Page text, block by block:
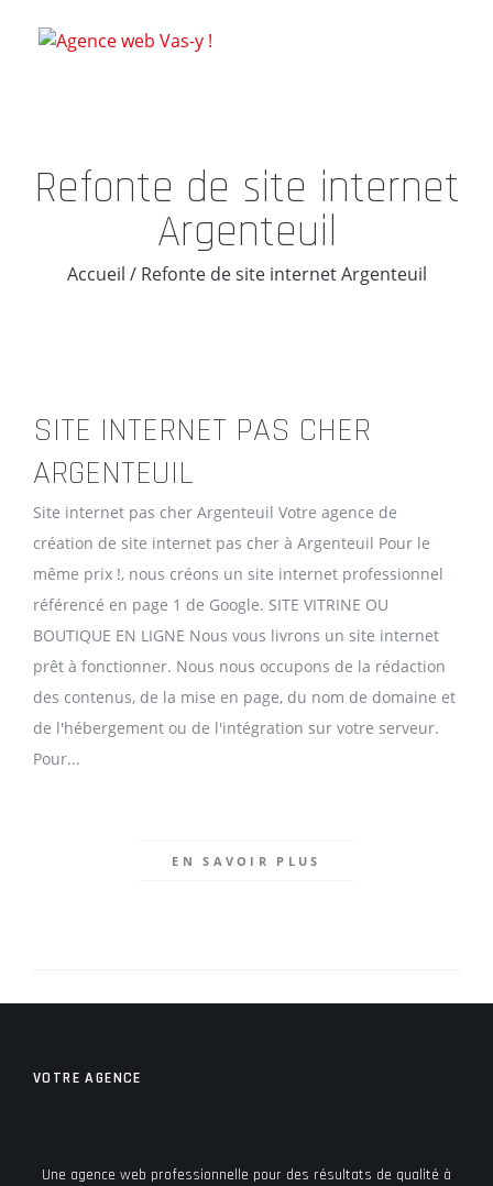
Refonte de site internet
Argenteuil
Accueil /Refonte de site internet Argenteuil
SITE INTERNET PAS CHER
ARGENTEUIL
Site internet pas cher Argenteuil Votre agence de
création de site internet pas cher à Argenteuil Pour le
même prix !, nous créons un site internet professionnel
référencé en page 1 de Google. SITE VITRINE OU
BOUTIQUE EN LIGNE Nous vous livrons un site internet
prêt à fonctionner. Nous nous occupons de la rédaction
des contenus, de la mise en page, du nom de domaine et
de l'hébergement ou de l'intégration sur votre serveur.
Pour...
EN SAVOIR PLUS
VOTRE AGENCE
Une agence web professionnelle pour des résultats de qualité à